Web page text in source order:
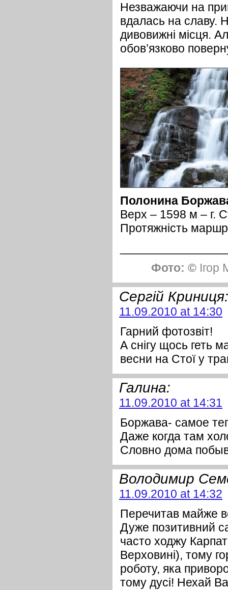
Незважаючи на
вдалась на славу.
дивовижні місця.
обов’язково
Полонина
Верх – 1598 м – г.
Протяжність
Фото: © Ігор
Сергій Криниця:
11.09.2010 at 14:30
Гарний фотозвіт!
А снігу щось геть
весни на Стої у
Галина:
11.09.2010 at 14:31
Боржава- самое
Даже когда там
Словно дома
Володимир
11.09.2010 at 14:32
Перечитав майже
Дуже позитивний
часто ходжу
Верховині), тому
роботу, яка
тому дусі! Нехай